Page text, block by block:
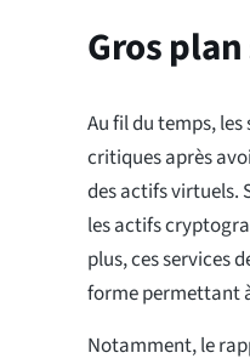
Gros
Au fil du temps,
critiques après
des actifs virtuels.
les actifs
plus, ces services
forme permettant
Notamment, le